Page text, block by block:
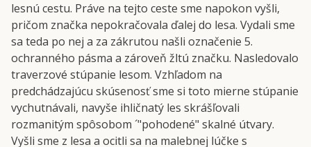
lesnú cestu. Práve na tejto ceste sme napokon vyšli,
pričom značka nepokračovala ďalej do lesa. Vydali sme
sa teda po nej a za zákrutou našli označenie 5.
ochranného pásma a zároveň žltú značku. Nasledovalo
traverzové stúpanie lesom. Vzhľadom na
predchádzajúcu skúsenosť sme si toto mierne stúpanie
vychutnávali, navyše ihličnatý les skrášľovali
rozmanitým spôsobom ´"pohodené" skalné útvary.
Vyšli sme z lesa a ocitli sa na malebnej lúčke s